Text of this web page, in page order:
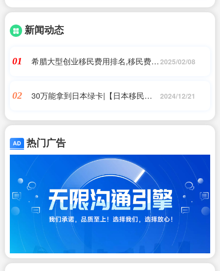
新闻动态
01
希腊大型创业移民费用排名,移民费用 2025/02/08
02
30万能拿到日本绿卡|【日本移民】无
移...|日本移民_问答
2024/12/21
热门广告